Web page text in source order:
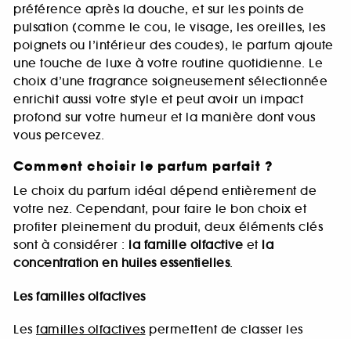
préférence après la douche, et sur les points de
pulsation (comme le cou, le visage, les oreilles, les
poignets ou l’intérieur des coudes), le parfum ajoute
une touche de luxe à votre routine quotidienne. Le
choix d’une fragrance soigneusement sélectionnée
enrichit aussi votre style et peut avoir un impact
profond sur votre humeur et la manière dont vous
vous percevez.
Comment choisir le parfum parfait ?
Le choix du parfum idéal dépend entièrement de
votre nez. Cependant, pour faire le bon choix et
profiter pleinement du produit, deux éléments clés
sont à considérer : la famille olfactive et la
concentration en huiles essentielles.
Les familles olfactives
Les familles olfactives permettent de classer les